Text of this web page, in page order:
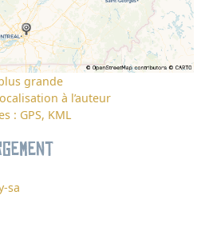
grande
à l’auteur
: GPS, KML
sa